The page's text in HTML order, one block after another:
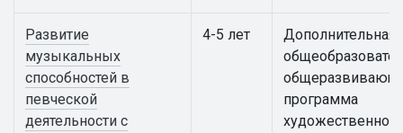
Развитие
музыкальных
способностей в
певческой
деятельности с
4-5 лет
Дополнительная
программа
художественной